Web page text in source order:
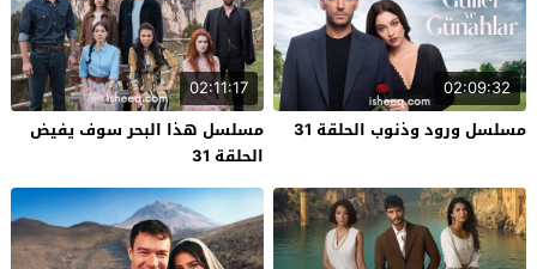
02:09:32
مسلسل ورود وذنوب الحلقة 31
02:11:17
مسلسل هذا البحر سوف يفيض
الحلقة 31